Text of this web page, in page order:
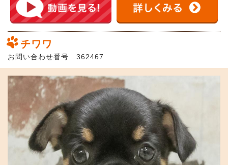
チワワ
お問い合わせ番号 362467